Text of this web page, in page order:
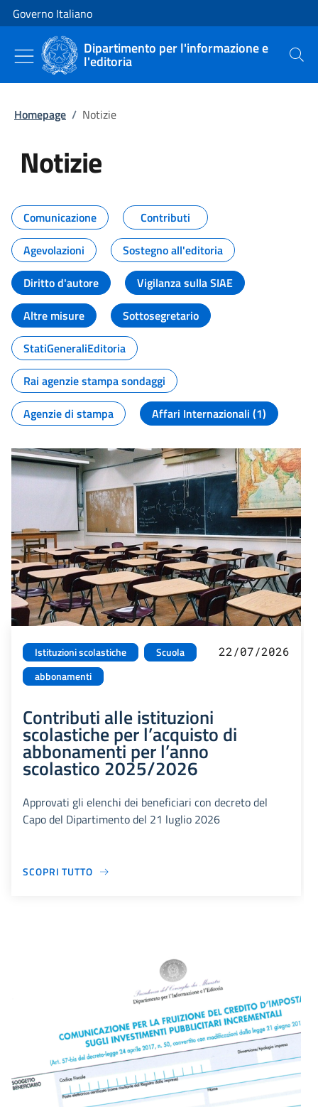
Vai al contenuto
Vai alla navigazione del sito
Governo Italiano
Dipartimento per l'informazione e
l'editoria Cerca
Homepage / Notizie
Notizie
Tutti i contenuti della pagina
Comunicazione
Contributi
Agevolazioni
Sostegno all'editoria
Diritto d'autore
Vigilanza sulla SIAE
Altre misure
Sottosegretario
StatiGeneraliEditoria
Rai agenzie stampa sondaggi
Agenzie di stampa
Affari Internazionali (1)
Istituzioni scolastiche
Scuola
abbonamenti
22/07/2026
Contributi alle istituzioni
scolastiche per l’acquisto di
abbonamenti per l’anno
scolastico 2025/2026
Approvati gli elenchi dei beneficiari con decreto del
Capo del Dipartimento del 21 luglio 2026
SCOPRI TUTTO